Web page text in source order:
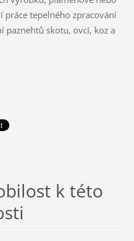
práce tepelného zpracování
paznehtů skotu, ovcí, koz a
k této